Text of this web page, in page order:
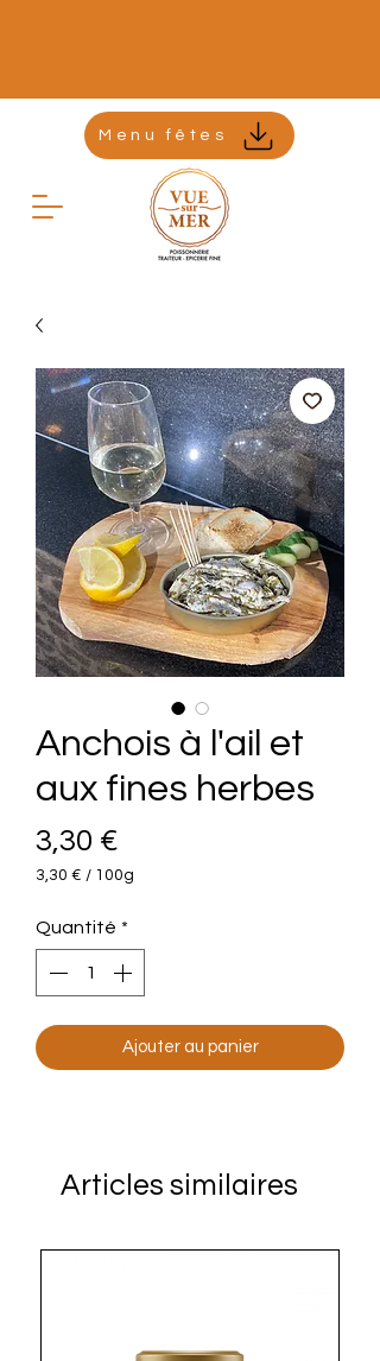
Menu fêtes
Articles similaires
Anchois à l'ail et
aux fines herbes
3,30 €
3,30 € / 100g
pour
Grammes
Quantité *
Ajouter au panier